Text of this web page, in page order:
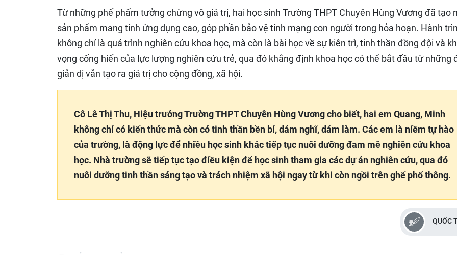
Từ những phế phẩm tưởng chừng vô giá trị, hai học sinh Trường THPT Chuyên Hùng Vương đã tạo
sản phẩm mang tính ứng dụng cao, góp phần bảo vệ tính mạng con người trong hỏa hoạn. Hành
không chỉ là quá trình nghiên cứu khoa học, mà còn là bài học về sự kiên trì, tinh thần đồng đội và
vọng cống hiến của lực lượng nghiên cứu trẻ, qua đó khẳng định khoa học có thể bắt đầu từ những
giản dị vẫn tạo ra giá trị cho cộng đồng, xã hội.
Cô Lê Thị Thu, Hiệu trưởng Trường THPT Chuyên Hùng Vương cho biết, hai em Quang, Minh
không chỉ có kiến thức mà còn có tinh thần bền bỉ, dám nghĩ, dám làm. Các em là niềm tự hào
của trường, là động lực để nhiều học sinh khác tiếp tục nuôi dưỡng đam mê nghiên cứu khoa
học. Nhà trường sẽ tiếp tục tạo điều kiện để học sinh tham gia các dự án nghiên cứu, qua đó
nuôi dưỡng tinh thần sáng tạo và trách nhiệm xã hội ngay từ khi còn ngồi trên ghế phổ thông.
QUỐC